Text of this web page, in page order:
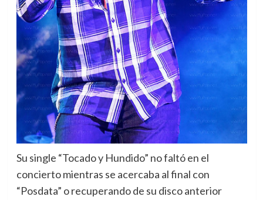
Su single “Tocado y Hundido” no faltó en el
concierto mientras se acercaba al final con
“Posdata” o recuperando de su disco anterior